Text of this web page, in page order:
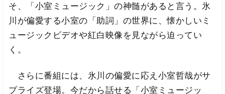
そ、「小室ミュージック」の神髄があると言う。氷
川が偏愛する小室の「助詞」の世界に、懐かしいミ
ュージックビデオや紅白映像を見ながら迫ってい
く。
さらに番組には、氷川の偏愛に応え小室哲哉がサ
プライズ登場。今だから話せる「小室ミュージッ